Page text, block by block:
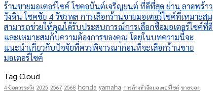
ร้านขายมอเตอร์ไซค์ โชคอนันต์เจริญยนต์ ที่ดีที่สุด ย่าน ลาดพร้าว
วังหิน โชคชัย 4 วัชรพล การเลือกร้านขายมอเตอร์ไซค์ที่เหมาะสม
สามารถช่วยให้คุณได้รับประสบการณ์การเลือกซื้อมอเตอร์ไซค์ที่ดี
และเหมาะสมกับความต้องการของคุณ โดยในบทความนี้จะ
แนะนำเกี่ยวกับปัจจัยที่ควรพิจารณาก่อนที่จะเลือกร้านขาย
มอเตอร์ไซค์
Tag Cloud
4 ข้อควรระวัง 2025 2567 2568 honda yamaha การล้างหัวฉีดมอเตอร์ไซค์ ขายของ